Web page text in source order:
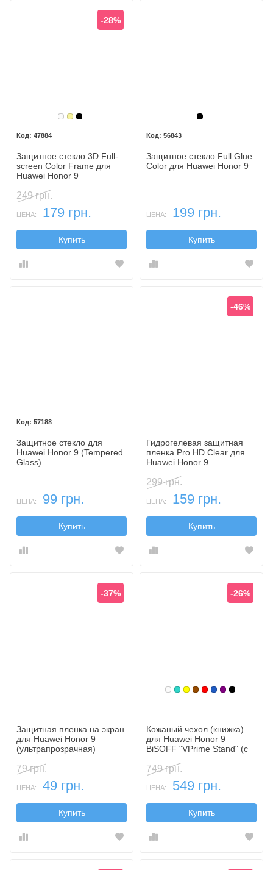
Белый
Золотой
Черный
-28%
47884
Защитное стекло 3D Full-
screen Color Frame для
Huawei Honor 9
249 грн.
ЦЕНА: 179 грн.
Купить
Черный
56843
Защитное стекло Full Glue
Color для Huawei Honor 9
ЦЕНА: 199 грн.
Купить
57188
Защитное стекло для
Huawei Honor 9 (Tempered
Glass)
ЦЕНА: 99 грн.
Купить
-46%
Гидрогелевая защитная
пленка Pro HD Clear для
Huawei Honor 9
299 грн.
ЦЕНА: 159 грн.
Купить
-37%
Защитная пленка на экран
для Huawei Honor 9
(ультрапрозрачная)
79 грн.
ЦЕНА: 49 грн.
Купить
Белый
Бирюзовый
Желтый
Коричневый
Красный
Синий,Черный
-26%
Кожаный чехол (книжка)
для Huawei Honor 9
BiSOFF "VPrime Stand" (с
749 грн.
ЦЕНА: 549 грн.
Купить